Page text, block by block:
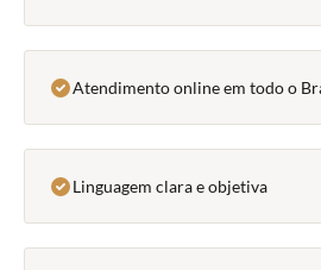
Atendimento online em todo o
Linguagem clara e objetiva